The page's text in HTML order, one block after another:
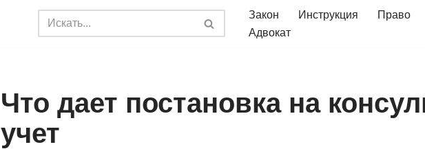
Закон Инструкция Право
Адвокат
Что дает постановка на
учет